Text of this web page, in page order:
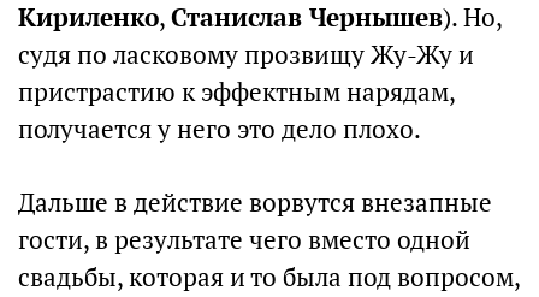
Кириленко,Станислав Чернышев). Но,
судя по ласковому прозвищу Жу-Жу и
пристрастию к эффектным нарядам,
получается у него это дело плохо.
Дальше в действие ворвутся внезапные
гости, в результате чего вместо одной
свадьбы, которая и то была под вопросом,